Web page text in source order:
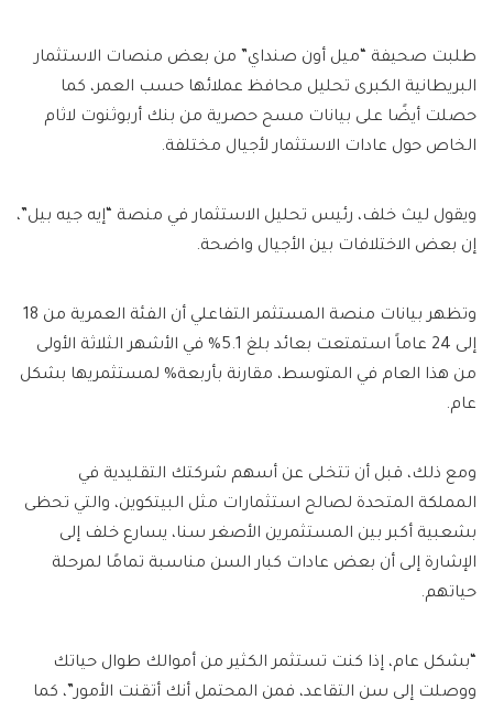
طلبت صحيفة “ميل أون صنداي” من بعض منصات الاستثمار
البريطانية الكبرى تحليل محافظ عملائها حسب العمر، كما
حصلت أيضًا على بيانات مسح حصرية من بنك أربوثنوت لاثام
الخاص حول عادات الاستثمار لأجيال مختلفة.
ويقول ليث خلف، رئيس تحليل الاستثمار في منصة “إيه جيه بيل”،
إن بعض الاختلافات بين الأجيال واضحة.
وتظهر بيانات منصة المستثمر التفاعلي أن الفئة العمرية من 18
إلى 24 عاماً استمتعت بعائد بلغ 5.1% في الأشهر الثلاثة الأولى
من هذا العام في المتوسط، مقارنة بأربعة% لمستثمريها بشكل
عام.
ومع ذلك، قبل أن تتخلى عن أسهم شركتك التقليدية في
المملكة المتحدة لصالح استثمارات مثل البيتكوين، والتي تحظى
بشعبية أكبر بين المستثمرين الأصغر سنا، يسارع خلف إلى
الإشارة إلى أن بعض عادات كبار السن مناسبة تمامًا لمرحلة
حياتهم.
“بشكل عام، إذا كنت تستثمر الكثير من أموالك طوال حياتك
ووصلت إلى سن التقاعد، فمن المحتمل أنك أتقنت الأمور”، كما